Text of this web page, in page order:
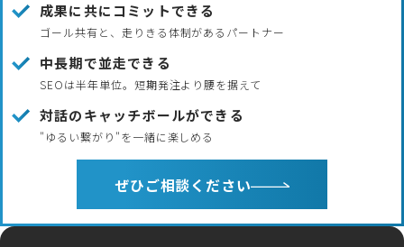
成果に共にコミットできる
ゴール共有と、走りきる体制があるパートナー
中長期で並走できる
SEOは半年単位。短期発注より腰を据えて
対話のキャッチボールができる
"ゆるい繋がり"を一緒に楽しめる
ぜひご相談ください